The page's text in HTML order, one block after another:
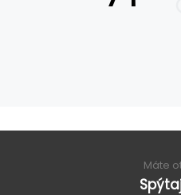
Máte